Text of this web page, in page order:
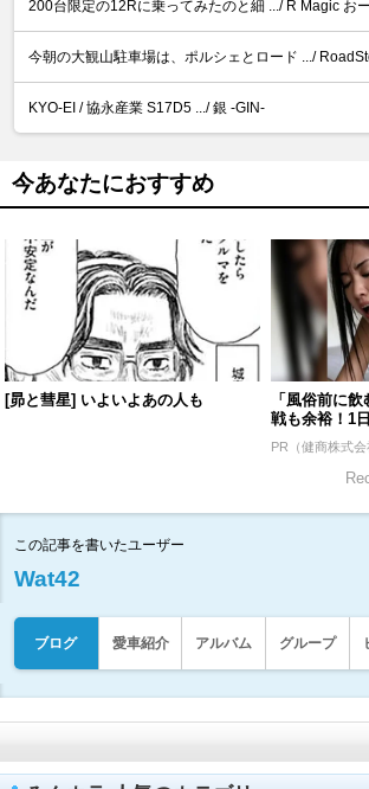
200台限定の12Rに乗ってみたのと細 .../ R Magic お
今朝の大観山駐車場は、ポルシェとロード .../
KYO-EI / 協永産業 S17D5 .../ 銀 -GIN-
今あなたにおすすめ
[昴と彗星] いよいよあの人も
「風俗前に
戦も余裕！1
PR（健商株式会
この記事を書いたユーザー
Wat42
ブログ 愛車紹介 アルバム グループ